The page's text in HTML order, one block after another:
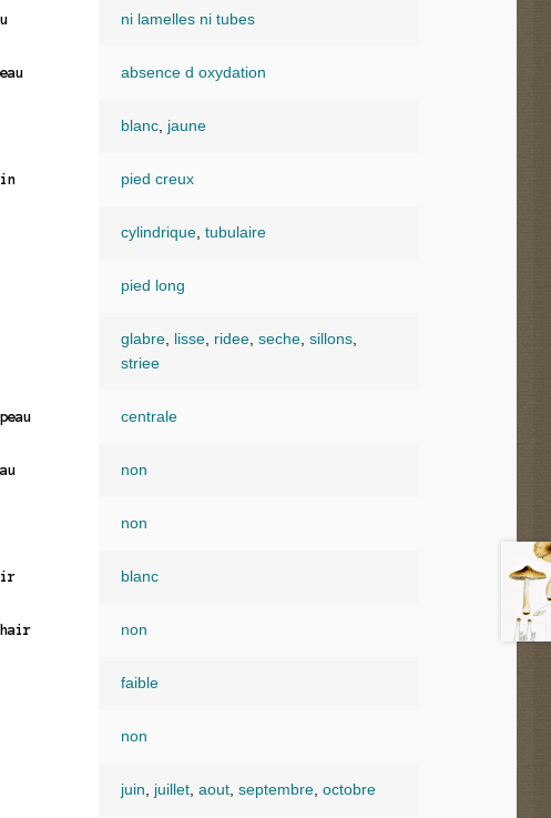
ni lamelles ni tubes
absence d oxydation
blanc, jaune
pied creux
cylindrique, tubulaire
pied long
glabre, lisse, ridee, seche, sillons,
striee
centrale
non
non
blanc
non
faible
non
juin juillet, aout, septembre, octobre